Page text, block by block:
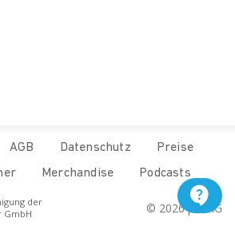
AGB Datenschutz
Preise
Merchandise Podcasts
der
GmbH
© 2026 pur.AG